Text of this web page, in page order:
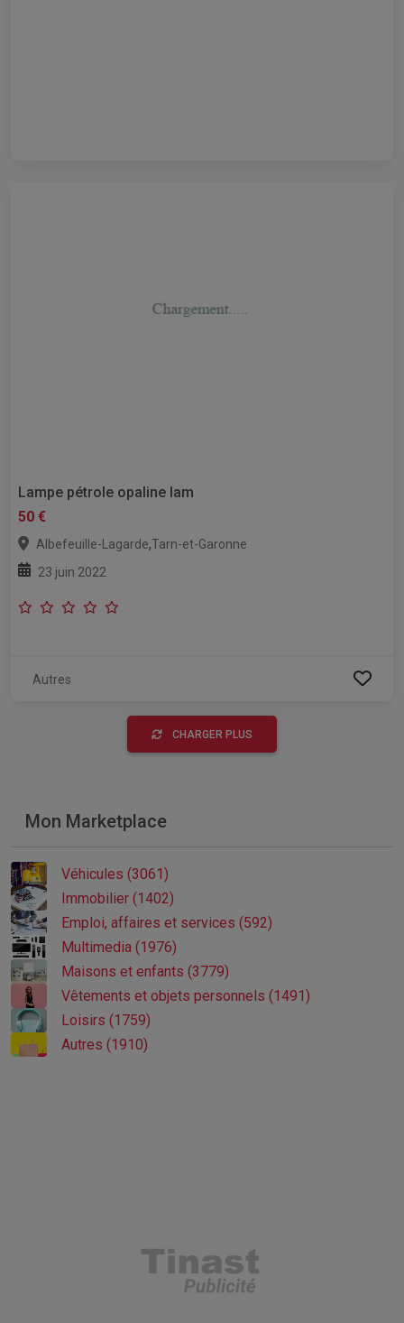
Lampe pétrole opaline lam
50 €
Albefeuille-Lagarde,Tarn-et-Garonne
23 juin 2022
Autres
CHARGER PLUS
Mon Marketplace
Véhicules (3061)
Immobilier (1402)
Emploi, affaires et services (592)
Multimedia (1976)
Maisons et enfants (3779)
Vêtements et objets personnels (1491)
Loisirs (1759)
Autres (1910)